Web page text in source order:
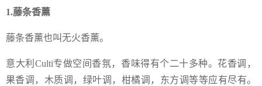
1.藤条香薰
藤条香薰也叫无火香薰。
意大利Culti专做空间香氛，香味得有个二十多种。花香调，
果香调，木质调，绿叶调，柑橘调，东方调等等应有尽有。